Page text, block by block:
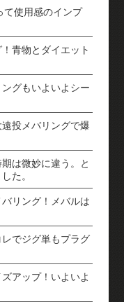
て使用感のインプ
青物とダイエット
グもいよいよシー
投メバリングで爆
は微妙に違う。と
た。
リング！メバルは
でジグ単もプラグ
アップ！いよいよ